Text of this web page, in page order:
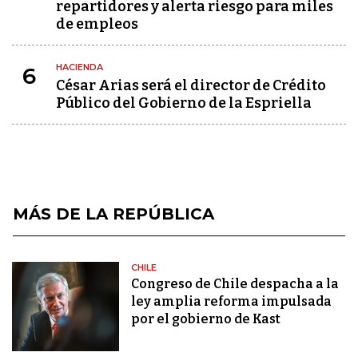
repartidores y alerta riesgo para miles
de empleos
6 HACIENDA
César Arias será el director de Crédito
Público del Gobierno de la Espriella
MÁS DE LA REPÚBLICA
CHILE
Congreso de Chile despacha a la
ley amplia reforma impulsada
por el gobierno de Kast